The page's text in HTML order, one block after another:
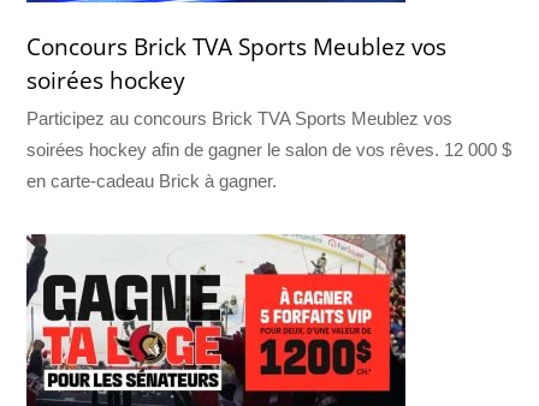
Concours Brick TVA Sports Meublez vos
soirées hockey
Participez au concours Brick TVA Sports Meublez vos
soirées hockey afin de gagner le salon de vos rêves. 12 000 $
en carte-cadeau Brick à gagner.